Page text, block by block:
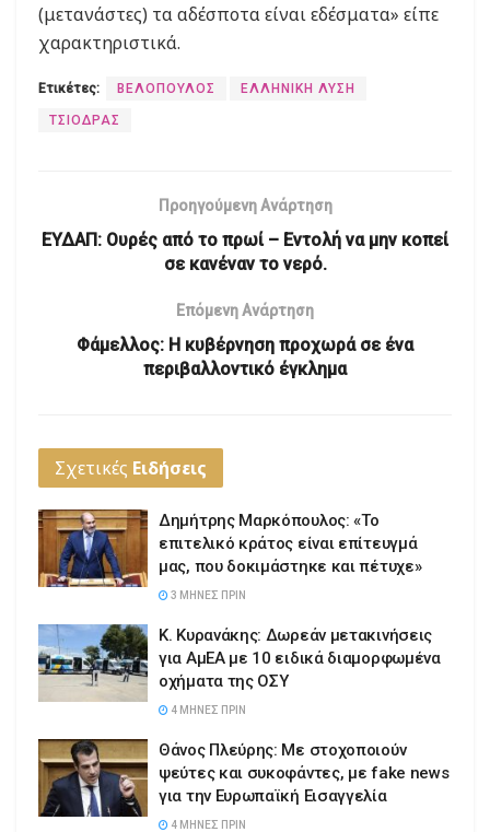
(μετανάστες) τα αδέσποτα είναι εδέσματα» είπε
χαρακτηριστικά.
Ετικέτες: ΒΕΛΟΠΟΥΛΟΣ ΕΛΛΗΝΙΚΗ ΛΥΣΗ
ΤΣΙΟΔΡΑΣ
Προηγούμενη Ανάρτηση
ΕΥΔΑΠ: Ουρές από το πρωί – Εντολή να μην κοπεί
σε κανέναν το νερό.
Επόμενη Ανάρτηση
Φάμελλος: Η κυβέρνηση προχωρά σε ένα
περιβαλλοντικό έγκλημα
Σχετικές Ειδήσεις
Δημήτρης Μαρκόπουλος: «Το
επιτελικό κράτος είναι επίτευγμά
μας, που δοκιμάστηκε και πέτυχε»
3 ΜΉΝΕΣ ΠΡΙΝ
Κ. Κυρανάκης: Δωρεάν μετακινήσεις
για ΑμΕΑ με 10 ειδικά διαμορφωμένα
οχήματα της ΟΣΥ
4 ΜΉΝΕΣ ΠΡΙΝ
Θάνος Πλεύρης: Με στοχοποιούν
ψεύτες και συκοφάντες, με fake news
για την Ευρωπαϊκή Εισαγγελία
4 ΜΉΝΕΣ ΠΡΙΝ